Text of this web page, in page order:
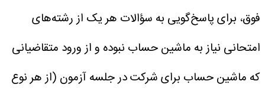
فوق، برای پاسخ‌گویی به سؤالات هر یک از رشته‌های
امتحانی نیاز به ماشین حساب نبوده و از ورود متقاضیانی
که ماشین حساب برای شرکت در جلسه آزمون (از هر نوع